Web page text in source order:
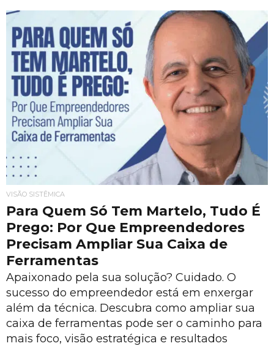
VISÃO SISTÊMICA
Para Quem Só Tem Martelo, Tudo É
Prego: Por Que Empreendedores
Precisam Ampliar Sua Caixa de
Ferramentas
Apaixonado pela sua solução? Cuidado. O
sucesso do empreendedor está em enxergar
além da técnica. Descubra como ampliar sua
caixa de ferramentas pode ser o caminho para
mais foco, visão estratégica e resultados